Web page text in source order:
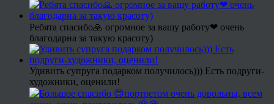
Ребята спасибо🙏 огромное за вашу работу❤ очень
благодарна за такую красоту)
Удивить супруга подарком получилось))) Есть подруги-
художники, оценили!